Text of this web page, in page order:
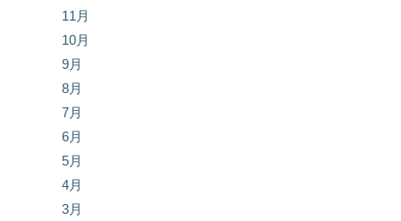
11月
10月
9月
8月
7月
6月
5月
4月
3月